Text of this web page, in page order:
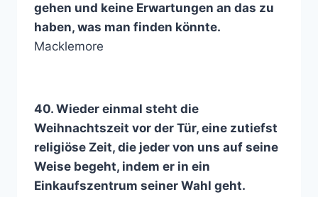
gehen und keine Erwartungen an das zu
haben, was man finden könnte.
Macklemore
40. Wieder einmal steht die
Weihnachtszeit vor der Tür, eine zutiefst
religiöse Zeit, die jeder von uns auf seine
Weise begeht, indem er in ein
Einkaufszentrum seiner Wahl geht.